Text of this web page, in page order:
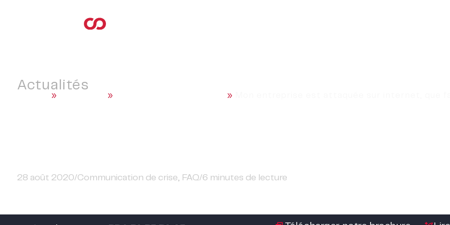
Actualités
» » »
28 août 2020/Communication de crise, FAQ/6 minutes de lecture